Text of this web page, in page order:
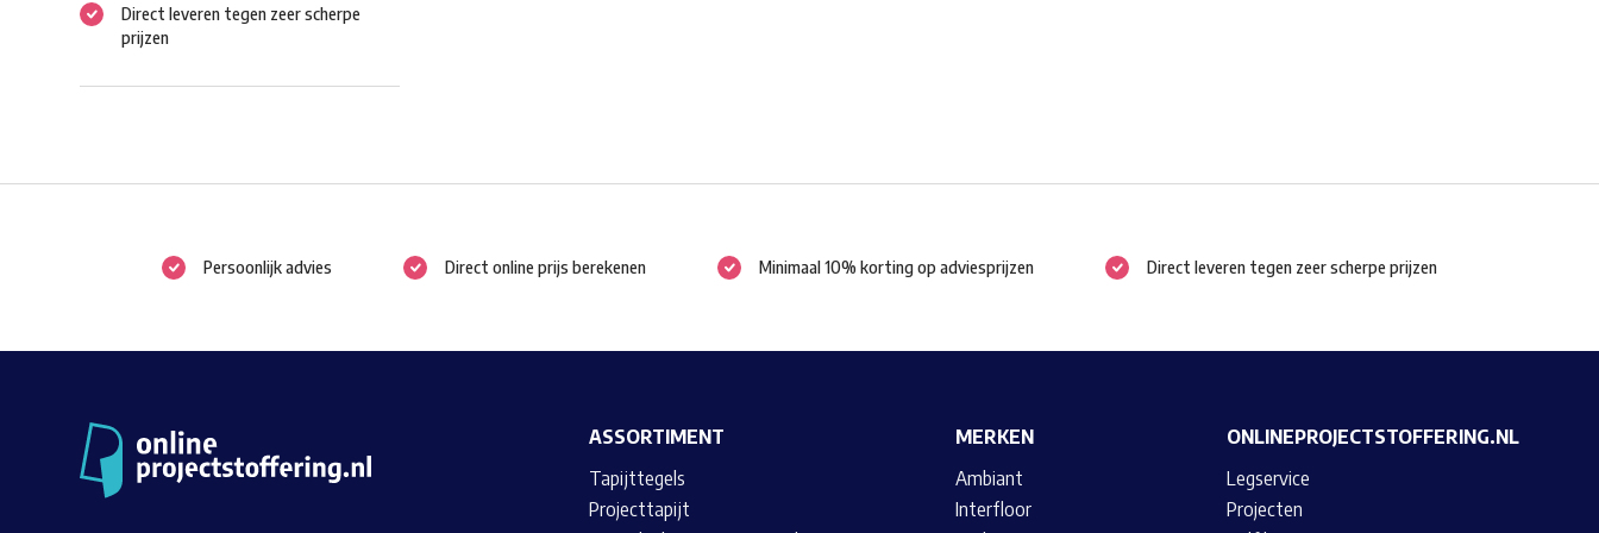
Direct leveren tegen zeer scherpe
prijzen
Persoonlijk advies Direct online prijs berekenen Minimaal 10% korting op adviesprijzen Direct leveren tegen zeer scherpe prijzen
ASSORTIMENT
Tapijttegels
Projecttapijt
MERKEN
Ambiant
Interfloor
ONLINEPROJECTSTOFFERING.NL
Legservice
Projecten